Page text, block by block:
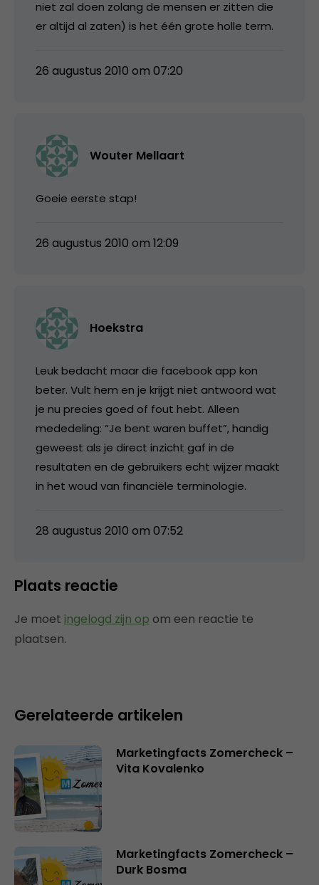
niet zal doen zolang de mensen er zitten die
er altijd al zaten) is het één grote holle term.
26 augustus 2010 om 07:20
Wouter Mellaart
Goeie eerste stap!
26 augustus 2010 om 12:09
Hoekstra
Leuk bedacht maar die facebook app kon
beter. Vult hem en je krijgt niet antwoord wat
je nu precies goed of fout hebt. Alleen
mededeling: “Je bent waren buffet”, handig
geweest als je direct inzicht gaf in de
resultaten en de gebruikers echt wijzer maakt
in het woud van financiële terminologie.
28 augustus 2010 om 07:52
Plaats reactie
Je moet ingelogd zijn op om een reactie te
plaatsen.
Gerelateerde artikelen
Marketingfacts Zomercheck –
Vita Kovalenko
Marketingfacts Zomercheck –
Durk Bosma